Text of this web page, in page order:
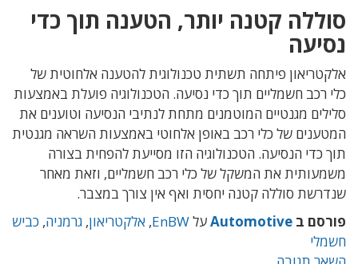
סוללה קטנה יותר, הטענה תוך כדי
נסיעה
אלקטריאון פיתחה תשתית טכנולוגית להטענה אלחוטית של
כלי רכב חשמליים תוך כדי נסיעה. הטכנולוגיה פועלת באמצעות
סלילים מגנטיים המוטמנים מתחת לנתיבי הנסיעה וטוענים את
המטענים של כלי רכב באופן אלחוטי באמצעות השראה מגנטית
תוך כדי הנסיעה. הטכנולוגיה הזו מסייעת להפחית בצורה
משמעותית את המשקל של כלי רכב חשמליים, וזאת מאחר
שנדרשת סוללה קטנה יחסית ואף אין צורך במצבר.
פורסם ב AutomotiveעלEnBW
, אלקטריאון, גרמניה, כביש
חשמלי